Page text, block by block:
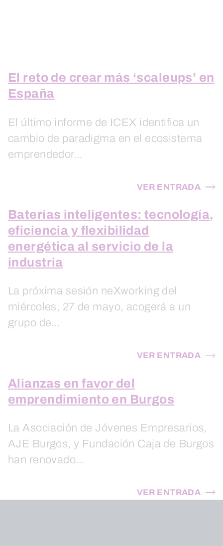
El reto de crear más ‘scaleups’ en
España
El último informe de ICEX identifica un
cambio de paradigma en el ecosistema
emprendedor…
VER ENTRADA
Baterías inteligentes: tecnología,
eficiencia y flexibilidad
energética al servicio de la
industria
La próxima sesión neXworking del
miércoles, 27 de mayo, acogerá a un
grupo de…
VER ENTRADA
Alianzas en favor del
emprendimiento en Burgos
La Asociación de Jóvenes Empresarios,
AJE Burgos, y Fundación Caja de Burgos
han renovado…
VER ENTRADA